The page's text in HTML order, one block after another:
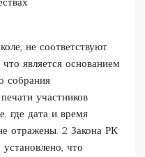
не соответствуют
является основанием
собрания
участников
где дата и время
отражены. 2 Закона РК
что